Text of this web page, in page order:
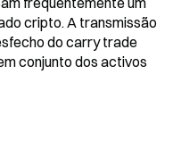
cripto. A transmissão
do carry trade
conjunto dos activos